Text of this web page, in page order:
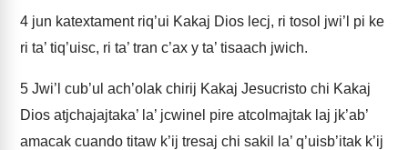
4 jun katextament riq’ui Kakaj Dios lecj, ri tosol jwi’l pi ke
ri ta’ tiq’uisc, ri ta’ tran c’ax y ta’ tisaach jwich.
5 Jwi’l cub’ul ach’olak chirij Kakaj Jesucristo chi Kakaj
Dios atjchajajtaka’ la’ jcwinel pire atcolmajtak laj jk’ab’
amacak cuando titaw k’ij tresaj chi sakil la’ q’uisb’itak k’ij